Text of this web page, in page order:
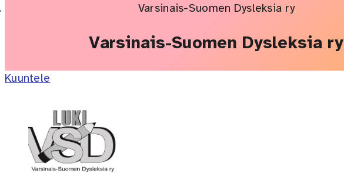
Varsinais-Suomen Dysleksia ry
Varsinais-Suomen Dysleksia ry
Kuuntele